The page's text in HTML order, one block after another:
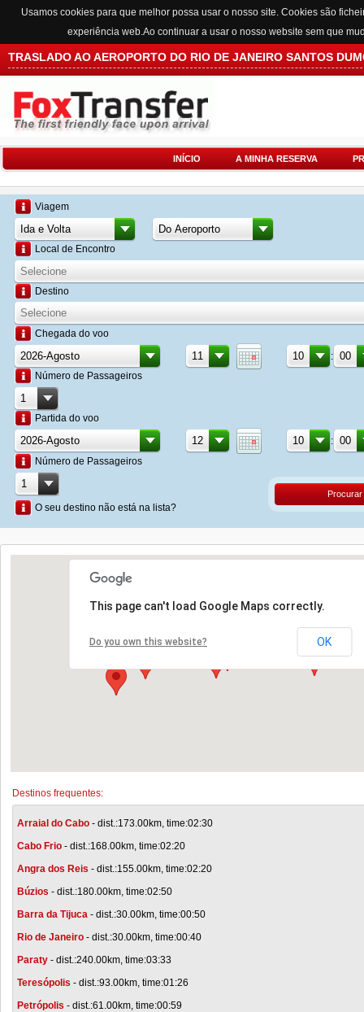
Usamos cookies para que melhor possa usar o nosso site. Cookies são
experiência web.Ao continuar a usar o nosso website sem que
TRASLADO AO AEROPORTO DO RIO DE JANEIRO SANTOS
INÍCIO A MINHA RESERVA
Viagem
Local de Encontro
Destino
Chegada do voo
:
Número de Passageiros
Partida do voo
:
Número de Passageiros
O seu destino não está na lista?
Procurar
This page can't load Google Maps correctly.
Do you own this website? OK
Destinos frequentes:
Arraial do Cabo - dist.:173.00km, time:02:30
Cabo Frio - dist.:168.00km, time:02:20
Angra dos Reis - dist.:155.00km, time:02:20
Búzios - dist.:180.00km, time:02:50
Barra da Tijuca - dist.:30.00km, time:00:50
Rio de Janeiro - dist.:30.00km, time:00:40
Paraty - dist.:240.00km, time:03:33
Teresópolis - dist.:93.00km, time:01:26
Petrópolis - dist.:61.00km, time:00:59